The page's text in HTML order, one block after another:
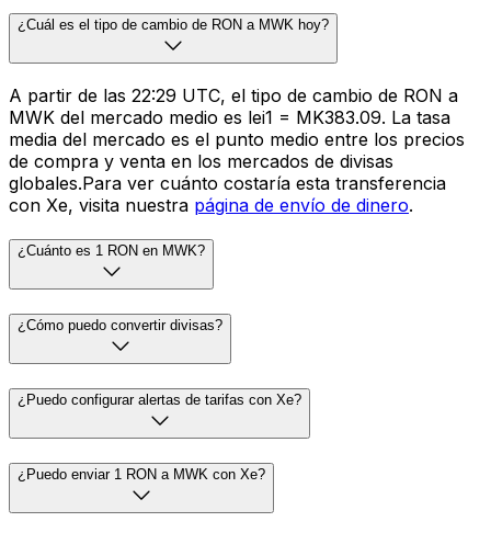
¿Cuál es el tipo de cambio de RON a MWK hoy?
A partir de las 22:29 UTC, el tipo de cambio de RON a
MWK del mercado medio es lei1 = MK383.09. La tasa
media del mercado es el punto medio entre los precios
de compra y venta en los mercados de divisas
globales.Para ver cuánto costaría esta transferencia
con Xe, visita nuestra página de envío de dinero.
¿Cuánto es 1 RON en MWK?
¿Cómo puedo convertir divisas?
¿Puedo configurar alertas de tarifas con Xe?
¿Puedo enviar 1 RON a MWK con Xe?